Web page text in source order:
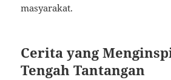
masyarakat.
Cerita yang
Tengah Tantangan